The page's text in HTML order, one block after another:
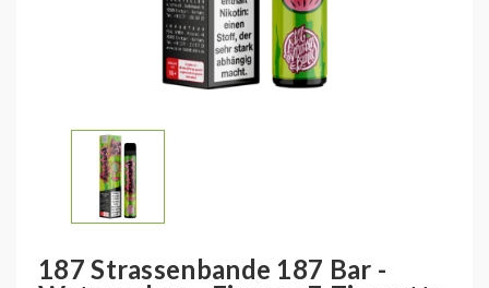
187 Strassenbande 187 Bar -